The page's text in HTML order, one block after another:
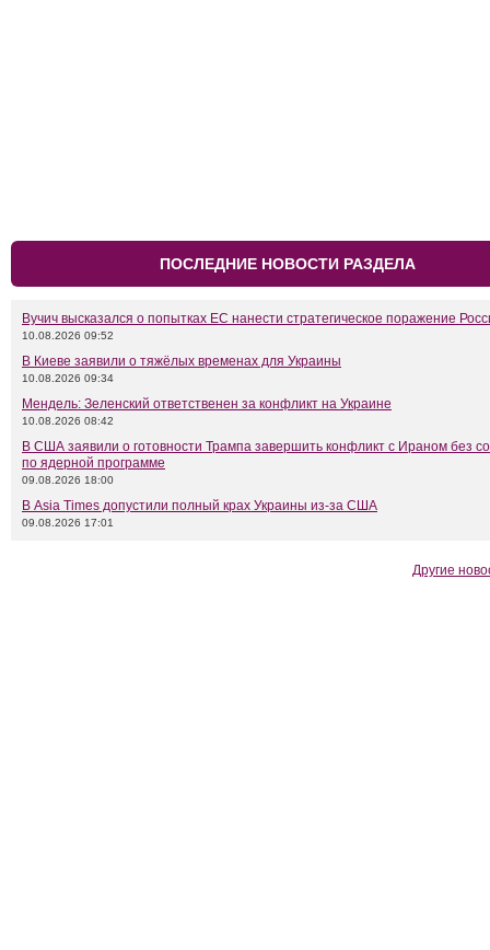
ПОСЛЕДНИЕ НОВОСТИ РАЗДЕЛА
Вучич высказался о попытках ЕС нанести стратегическое поражение
10.08.2026 09:52
В Киеве заявили о тяжёлых временах для Украины
10.08.2026 09:34
Мендель: Зеленский ответственен за конфликт на Украине
10.08.2026 08:42
В США заявили о готовности Трампа завершить конфликт с Ираном без
по ядерной программе
09.08.2026 18:00
В Asia Times допустили полный крах Украины из-за США
09.08.2026 17:01
Другие